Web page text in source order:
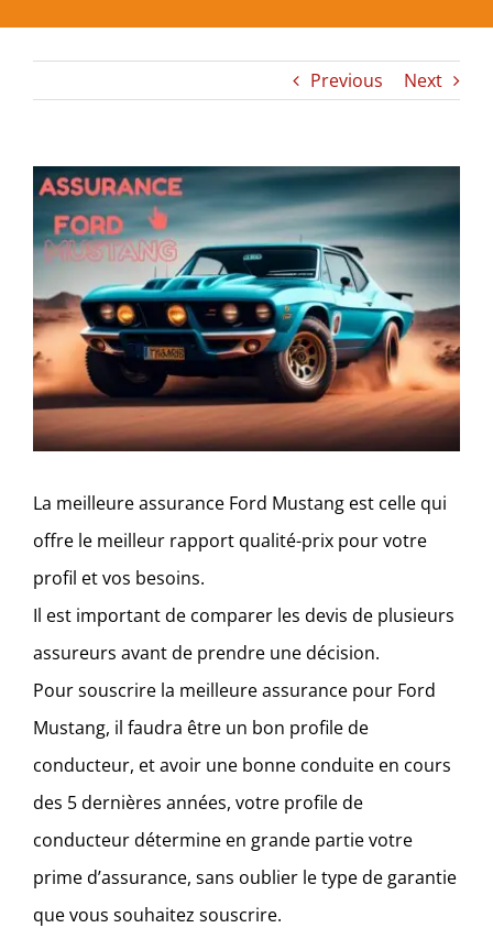
Previous Next
View
Larger
Image
La meilleure assurance Ford Mustang est celle qui
offre le meilleur rapport qualité-prix pour votre
profil et vos besoins.
Il est important de comparer les devis de plusieurs
assureurs avant de prendre une décision.
Pour souscrire la meilleure assurance pour Ford
Mustang, il faudra être un bon profile de
conducteur, et avoir une bonne conduite en cours
des 5 dernières années, votre profile de
conducteur détermine en grande partie votre
prime d’assurance, sans oublier le type de garantie
que vous souhaitez souscrire.